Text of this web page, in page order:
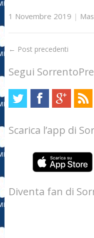
1 Novembre 2019 |
← Post precedenti
Segui
Scarica l’app di
Diventa fan di